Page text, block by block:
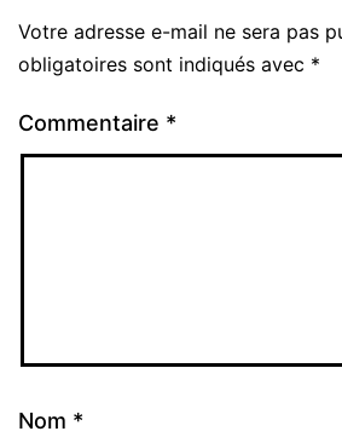
Votre adresse e-mail ne sera pas
obligatoires sont indiqués avec *
Commentaire *
Nom *